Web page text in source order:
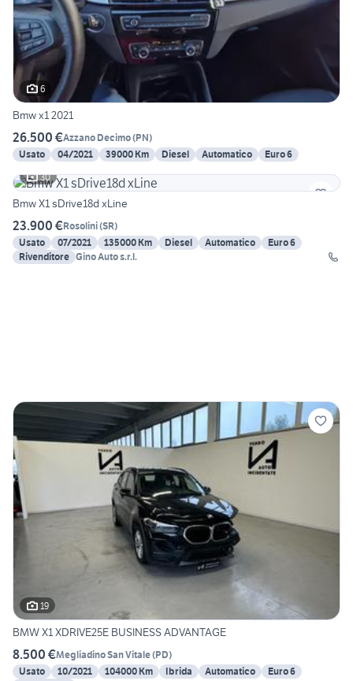
6
Bmw x1 2021
26.500 €Azzano Decimo(PN)
Usato
04/2021 39000 Km Diesel Automatico
Euro 6
30
Bmw X1 sDrive18d xLine
23.900 €Rosolini(SR)
Usato
07/2021 135000 Km Diesel Automatico
Euro 6
Rivenditore Gino Auto s.r.l.
19
BMW X1 XDRIVE25E BUSINESS ADVANTAGE
8.500 €Megliadino San Vitale(PD)
Usato
10/2021 104000 Km Ibrida Automatico
Euro 6